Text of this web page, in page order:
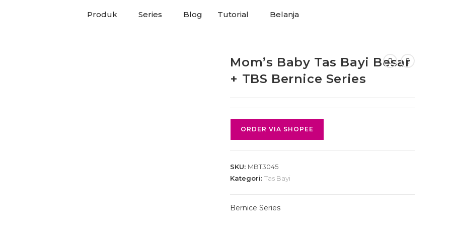
Produk Series Blog Tutorial Belanja
Mom’s Baby Tas Bayi Besar
+ TBS Bernice Series
ORDER VIA SHOPEE
SKU: MBT3045
Kategori:Tas Bayi
Bernice Series